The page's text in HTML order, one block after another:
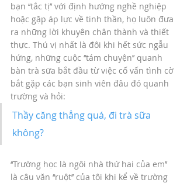
bạn ‘‘tắc tị’’ với định hướng nghề nghiệp
hoặc gặp áp lực về tinh thần, họ luôn đưa
ra những lời khuyên chân thành và thiết
thực. Thú vị nhất là đôi khi hết sức ngẫu
hứng, những cuộc ‘‘tám chuyện’’ quanh
bàn trà sữa bắt đầu từ việc cố vấn tình cờ
bắt gặp các bạn sinh viên đâu đó quanh
trường và hỏi:
Thầy căng thẳng quá, đi trà sữa
không?
‘‘Trường học là ngôi nhà thứ hai của em’’
là câu văn ‘‘ruột’’ của tôi khi kể về trường